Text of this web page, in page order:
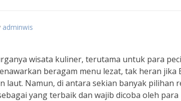
adminwis
wisata kuliner, terutama untuk para
beragam menu lezat, tak heran jika
laut. Namun, di antara sekian banyak pilihan
yang terbaik dan wajib dicoba oleh